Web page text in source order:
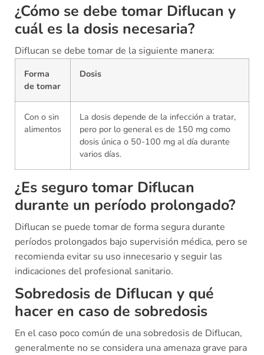
¿Cómo se debe tomar Diflucan y
cuál es la dosis necesaria?
Diflucan se debe tomar de la siguiente manera:
Forma
de tomar
Dosis
Con o sin
alimentos
La dosis depende de la infección a tratar,
pero por lo general es de 150 mg como
dosis única o 50-100 mg al día durante
varios días.
¿Es seguro tomar Diflucan
durante un período prolongado?
Diflucan se puede tomar de forma segura durante
períodos prolongados bajo supervisión médica, pero se
recomienda evitar su uso innecesario y seguir las
indicaciones del profesional sanitario.
Sobredosis de Diflucan y qué
hacer en caso de sobredosis
En el caso poco común de una sobredosis de Diflucan,
generalmente no se considera una amenaza grave para